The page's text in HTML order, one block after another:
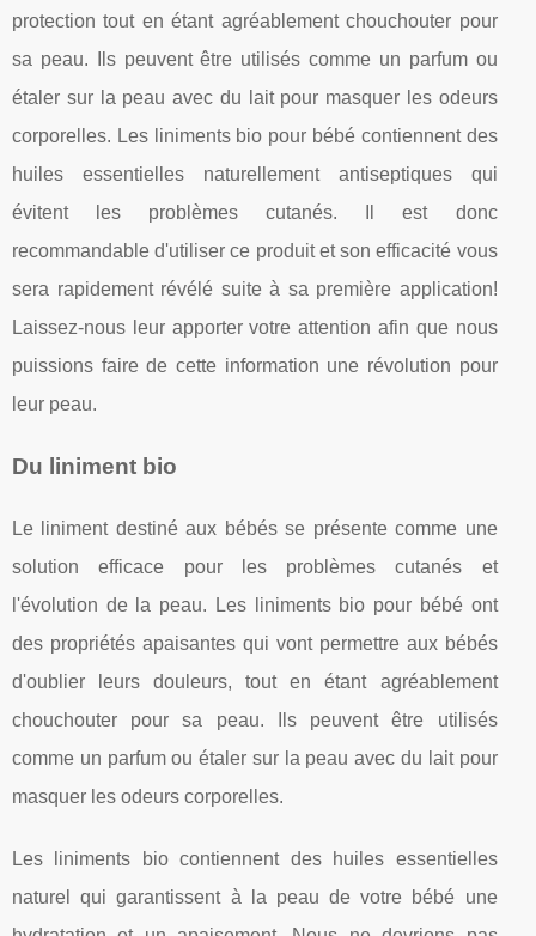
protection tout en étant agréablement chouchouter pour
sa peau. Ils peuvent être utilisés comme un parfum ou
étaler sur la peau avec du lait pour masquer les odeurs
corporelles. Les liniments bio pour bébé contiennent des
huiles essentielles naturellement antiseptiques qui
évitent les problèmes cutanés. Il est donc
recommandable d'utiliser ce produit et son efficacité vous
sera rapidement révélé suite à sa première application!
Laissez-nous leur apporter votre attention afin que nous
puissions faire de cette information une révolution pour
leur peau.
Du liniment bio
Le liniment destiné aux bébés se présente comme une
solution efficace pour les problèmes cutanés et
l'évolution de la peau. Les liniments bio pour bébé ont
des propriétés apaisantes qui vont permettre aux bébés
d'oublier leurs douleurs, tout en étant agréablement
chouchouter pour sa peau. Ils peuvent être utilisés
comme un parfum ou étaler sur la peau avec du lait pour
masquer les odeurs corporelles.
Les liniments bio contiennent des huiles essentielles
naturel qui garantissent à la peau de votre bébé une